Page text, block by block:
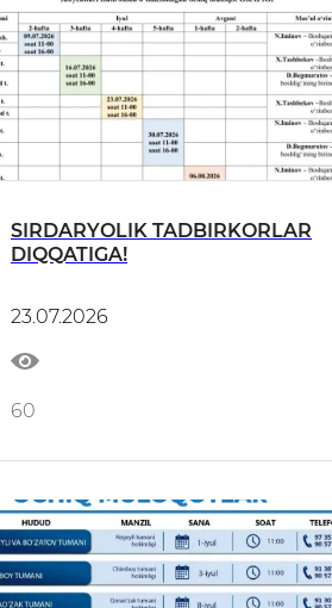
SIRDARYOLIK TADBIRKORLAR
DIQQATIGA!
23.07.2026
60